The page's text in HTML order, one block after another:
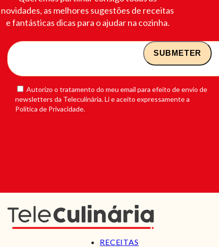
novidades, as melhores sugestões de receitas
e fantásticas dicas para o ajudar na cozinha.
Autorizo o tratamento do meu email para efeito de envio de
newsletters da Teleculinária. Li e aceito expressamente a
Política de Privacidade.
RECEITAS